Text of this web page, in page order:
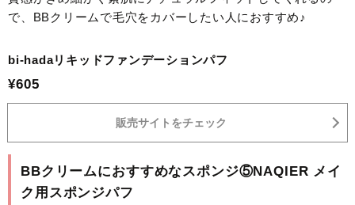
で、BBクリームで毛穴をカバーしたい人におすすめ♪
bi-hadaリキッドファンデーションパフ
¥605
販売サイトをチェック
BBクリームにおすすめなスポンジ⑤NAQIER メイ
ク用スポンジパフ